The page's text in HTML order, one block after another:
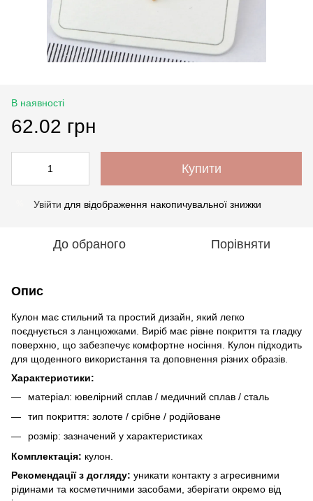
В наявності
62.02 грн
Купити
Увійти для відображення накопичувальної знижки
До обраного Порівняти
Опис
Кулон має стильний та простий дизайн, який легко
поєднується з ланцюжками. Виріб має рівне покриття та гладку
поверхню, що забезпечує комфортне носіння. Кулон підходить
для щоденного використання та доповнення різних образів.
Характеристики:
матеріал: ювелірний сплав / медичний сплав / сталь
тип покриття: золоте / срібне / родійоване
розмір: зазначений у характеристиках
Комплектація: кулон.
Рекомендації з догляду: уникати контакту з агресивними
рідинами та косметичними засобами, зберігати окремо від